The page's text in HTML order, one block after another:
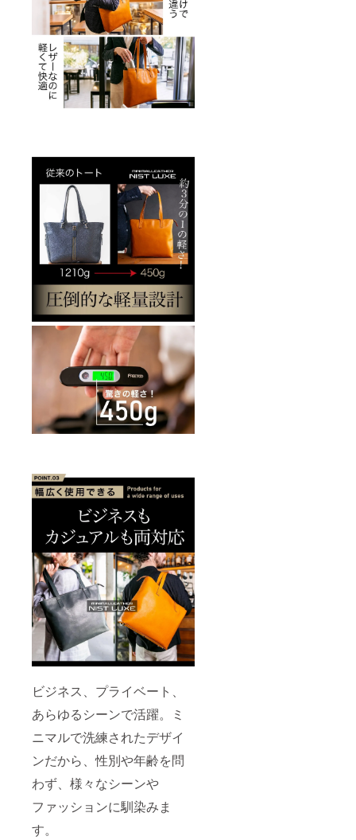
ビジネス、プライベート、
あらゆるシーンで活躍。ミ
ニマルで洗練されたデザイ
ンだから、性別や年齢を問
わず、様々なシーンや
ファッションに馴染みま
す。